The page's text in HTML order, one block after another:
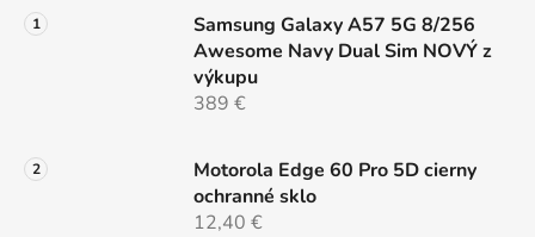
v
k
p
i
s
Samsung Galaxy A57 5G 8/256
Awesome Navy Dual Sim NOVÝ z
výkupu
389 €
Motorola Edge 60 Pro 5D cierny
ochranné sklo
12,40 €